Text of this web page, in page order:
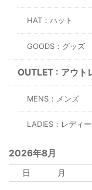
HAT：ハット
GOODS：グッズ
OUTLET : アウト
MENS：メンズ
LADIES：レディー
2026年8月
日 月